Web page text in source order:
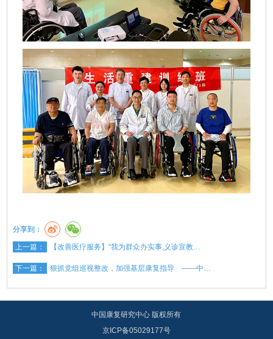
分享到：
上一篇： 【改善医疗服务】“我为群众办实事,义诊宣教…
下一篇： 狠抓党组巡视整改，加强基层康复指导 ——中…
中国康复研究中心 版权所有
京ICP备05029177号